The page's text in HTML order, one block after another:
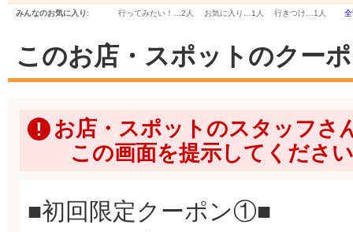
みんなのお気に入り: 行ってみたい！… 2人 お気に入り… 1人 行きつけ… 1人
このお店・スポットのクー
お店・スポットのスタッフさ
この画面を提示してください
■初回限定クーポン①■